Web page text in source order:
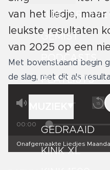
LUISTER LIVE
GEMIST
PODCASTS
PLAYLISTS
GEDRAAID
KINK XL
van het liedje,
leukste resultaten
van 2025 op een
Met bovenstaand begin
de slag, met dit als
00:00
Onafgemaakte Liedjes